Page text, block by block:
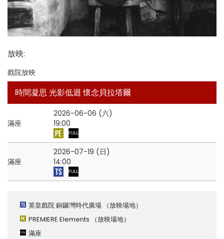
放映:
戲院放映
時間凝思 光影低迴 懷念貝拉塔爾
滿座
2026-06-06 (六)
19:00
滿座
2026-07-19 (日)
14:00
英皇戲院 銅鑼灣時代廣場 （放映場地）
PREMIERE Elements （放映場地）
滿座